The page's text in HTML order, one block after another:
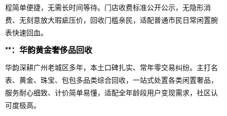
程简单便捷，无需长时间等待。门店收费标准公开公示，无隐形消
费、无刻意放大瑕疵压价，回收门槛亲民，适配普通市民日常闲置腕
表快速回血。
**：华韵黄金奢侈品回收
华韵深耕广州老城区多年，本土口碑扎实、常年零交易纠纷。主打名
表、黄金、珠宝、包包多品类综合回收，一站式处置各类闲置奢品，
服务耐心细致、计价简单易懂，适配全年龄段用户变现需求，社区认
可度极高。